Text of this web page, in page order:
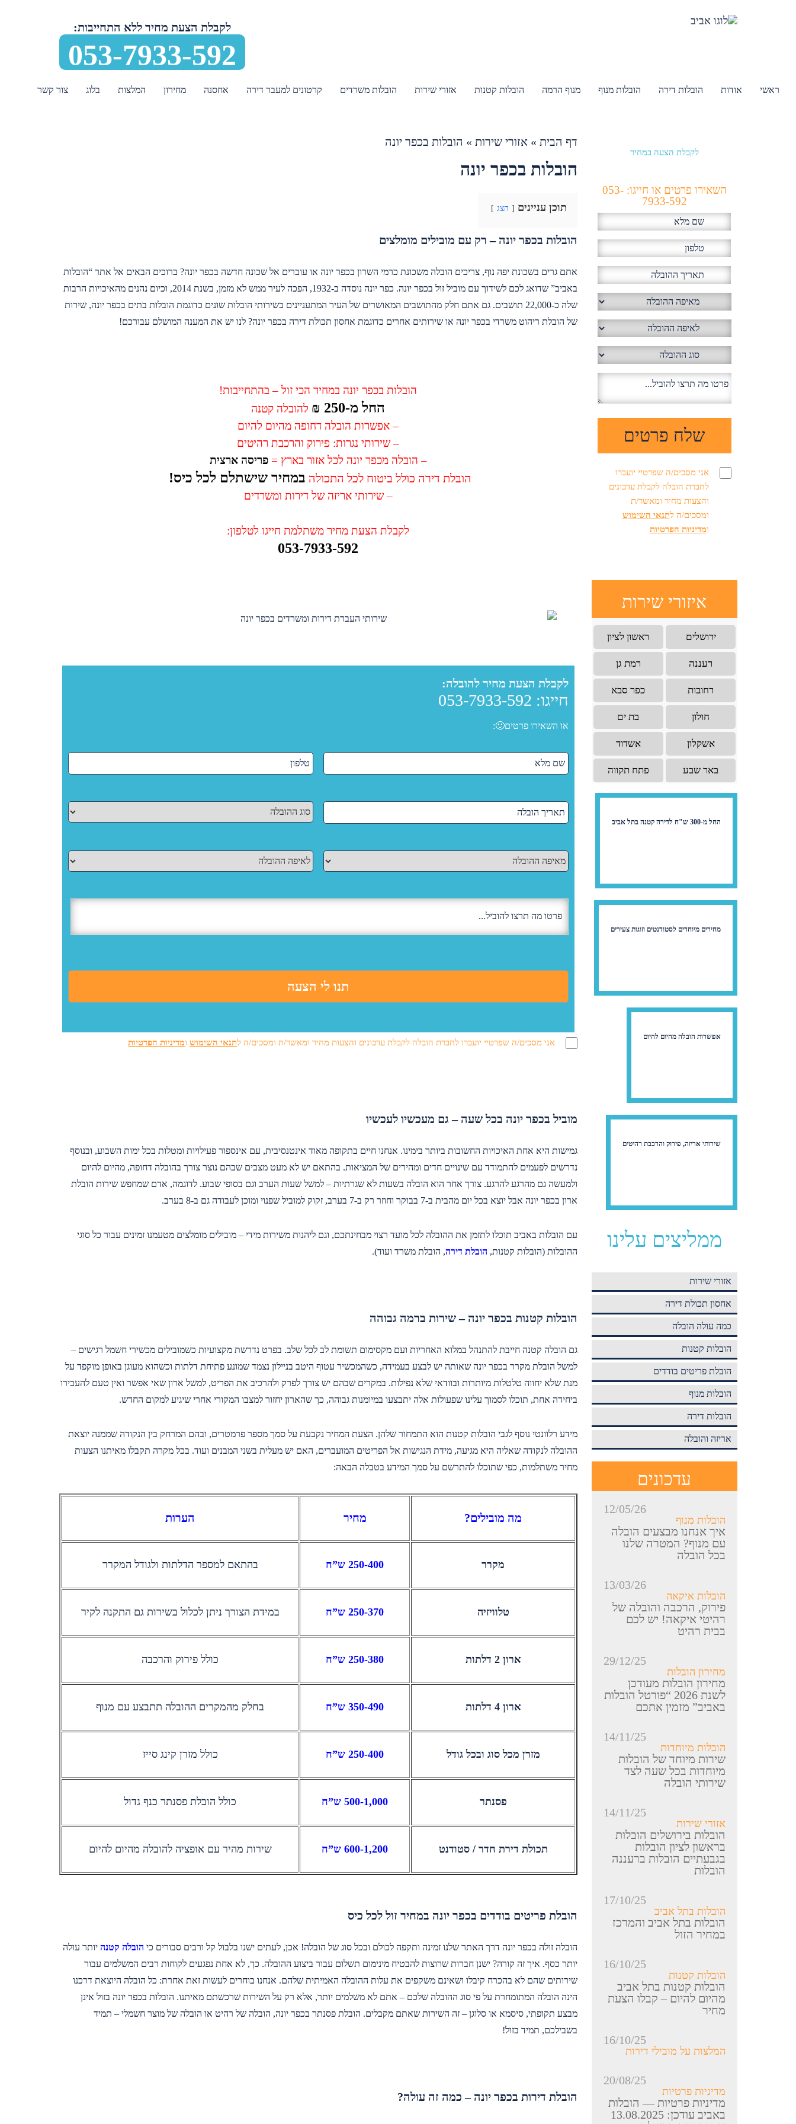
לקבלת הצעת מחיר ללא התחייבות:
053-7933-592
ראשי אודות הובלות דירה הובלות מנוף מנוף הרמה הובלות קטנות אזורי שירות הובלות משרדים קרטונים למעבר דירה אחסנה מחירון המלצות בלוג צור קשר
דף הבית» אזורי שירות» הובלות בכפר יונה
הובלות בכפר יונה
תוכן עניינים הצג
הובלות בכפר יונה – רק עם מובילים מומלצים
אתם גרים בשכונת יפה נוף, צריכים הובלה משכונת כרמי השרון בכפר יונה או עוברים אל שכונה חדשה בכפר יונה? ברוכים הבאים אל אתר “הובלות
באביב” שדואג לכם לשידוך עם מוביל זול בכפר יונה. כפר יונה נוסדה ב-1932, הפכה לעיר ממש לא מזמן, בשנת 2014, וכיום נהנים מהאיכויות הרבות
שלה כ-22,000 תושבים. גם אתם חלק מהתושבים המאושרים של העיר המתעניינים בשירותי הובלות שונים כדוגמת הובלות בתים בכפר יונה, שירות
של הובלת ריהוט משרדי בכפר יונה או שירותים אחרים כדוגמת אחסון תכולת דירה בכפר יונה? לנו יש את המענה המושלם עבורכם!
הובלות בכפר יונה במחיר הכי זול – בהתחייבות!
החל מ-250 ₪
להובלה קטנה
– אפשרות הובלה דחופה מהיום להיום
– שירותי נגרות: פירוק והרכבת רהיטים
– הובלה מכפר יונה לכל אזור בארץ =פריסה ארצית
הובלת דירה כולל ביטוח לכל התכולה במחיר שישתלם לכל כיס!
– שירותי אריזה של דירות ומשרדים
לקבלת הצעת מחיר משתלמת חייגו לטלפון:
053-7933-592
לקבלת הצעת מחיר להובלה:
חייגו: 053-7933-592
או השאירו פרטים🙂:
אני מסכים/ה שפרטיי יועברו לחברת הובלה לקבלת עדכונים והצעות מחיר ומאשר/ת ומסכים/ה לתנאי השימושומדיניות הפרטיות
מוביל בכפר יונה בכל שעה – גם מעכשיו לעכשיו
גמישות היא אחת האיכויות החשובות ביותר בימינו. אנחנו חיים בתקופה מאוד אינטנסיבית, עם אינספור פעילויות ומטלות בכל ימות השבוע, ובנוסף
נדרשים לפעמים להתמודד עם שינויים חדים ומהירים של המציאות. בהתאם יש לא מעט מצבים שבהם נוצר צורך בהובלה דחופה, מהיום להיום
ולמעשה גם מהרגע להרגע. צורך אחר הוא הובלה בשעות לא שגרתיות – למשל שעות הערב וגם בסופי שבוע. לדוגמה, אדם שמחפש שירות הובלת
ארון בכפר יונה אבל יוצא בכל יום מהבית ב-7 בבוקר וחוזר רק ב-7 בערב, זקוק למוביל שפנוי ומוכן לעבודה גם ב-8 בערב.
עם הובלות באביב תוכלו לתזמן את ההובלה לכל מועד רצוי מבחינתכם, וגם ליהנות משירות מידי – מובילים מומלצים מטעמנו זמינים עבור כל סוגי
ההובלות (הובלות קטנות, הובלת דירה, הובלת משרד ועוד).
הובלות קטנות בכפר יונה – שירות ברמה גבוהה
גם הובלה קטנה חייבת להתנהל במלוא האחריות ועם מקסימום תשומת לב לכל שלב. בפרט נדרשת מקצועיות כשמובילים מכשירי חשמל רגישים –
למשל הובלת מקרר בכפר יונה שאותה יש לבצע בעמידה, כשהמכשיר עטוף היטב בניילון נצמד שמונע פתיחת דלתות וכשהוא מעוגן באופן מוקפד על
מנת שלא יחווה טלטלות מיותרות ובוודאי שלא נפילות. במקרים שבהם יש צורך לפרק ולהרכיב את הפריט, למשל ארון שאי אפשר ואין טעם להעבירו
ביחידה אחת, תוכלו לסמוך עלינו שפעולות אלה יתבצעו במיומנות גבוהה, כך שהארון יחזור למצבו המקורי אחרי שיגיע למקום החדש.
מידע רלוונטי נוסף לגבי הובלות קטנות הוא התמחור שלהן. הצעת המחיר נקבעת על סמך מספר פרמטרים, ובהם המרחק בין הנקודה שממנה יוצאת
ההובלה לנקודה שאליה היא מגיעה, מידת הנגישות אל הפריטים המועברים, האם יש מעלית בשני המבנים ועוד. בכל מקרה תקבלו מאיתנו הצעות
מחיר משתלמות, כפי שתוכלו להתרשם על סמך המידע בטבלה הבאה:
מה מובילים? מחיר הערות
מקרר 250-400 ש”ח בהתאם למספר הדלתות ולגודל המקרר
טלוויזיה 250-370 ש”ח במידת הצורך ניתן לכלול בשירות גם התקנה לקיר
ארון 2 דלתות 250-380 ש”ח כולל פירוק והרכבה
ארון 4 דלתות 350-490 ש”ח בחלק מהמקרים ההובלה תתבצע עם מנוף
מזרן מכל סוג ובכל גודל 250-400 ש”ח כולל מזרן קינג סייז
פסנתר 500-1,000 ש”ח כולל הובלת פסנתר כנף גדול
תכולת דירת חדר / סטודנט 600-1,200 ש”ח שירות מהיר עם אופציה להובלה מהיום להיום
הובלת פריטים בודדים בכפר יונה במחיר זול לכל כיס
הובלה זולה בכפר יונה דרך האתר שלנו זמינה ותקפה לכולם ובכל סוג של הובלה! אכן, לעתים ישנו בלבול קל ורבים סבורים כי הובלה קטנהיותר עולה
יותר כסף. איך זה קורה? ישנן חברות שרוצות להבטיח מינימום תשלום עבור ביצוע ההובלה. כך, לא אחת נפגעים לקוחות רבים המשלמים עבור
שירותים שהם לא בהכרח קיבלו ושאינם משקפים את עלות ההובלה האמיתית שלהם. אנחנו בוחרים לעשות זאת אחרת: כל הובלה היוצאת דרכנו
הינה הובלה המתומחרת על פי סוג ההובלה שלכם – אתם לא משלמים יותר, אלא רק על השירות שרכשתם מאיתנו. הובלות בכפר יונה בזול אינן
מבצע תקופתי, סיסמא או סלוגן – זה השירות שאתם מקבלים. הובלת פסנתר בכפר יונה, הובלה של רהיט או הובלה של מוצר חשמלי – תמיד
בשבילכם, תמיד בזול!
הובלת דירות בכפר יונה – כמה זה עולה?
לקבלת הצעה במחיר
השאירו פרטים או חייגו: 053-
7933-592
אני מסכים/ה שפרטיי יועברו
לחברת הובלה לקבלת עדכונים
והצעות מחיר ומאשר/ת
ומסכים/ה לתנאי השימוש
ומדיניות הפרטיות
איזורי שירות
ירושלים ראשון לציון
רעננה רמת גן
רחובות כפר סבא
חולון בת ים
אשקלון אשדוד
באר שבע פתח תקווה
החל מ-300 ש"ח לדירה קטנה בתל אביב
מחירים מיוחדים לסטודנטים וזוגות צעירים
אפשרות הובלה מהיום להיום
שירותי אריזה, פירוק והרכבת רהיטים
ממליצים עלינו
אזורי שירות
אחסון תכולת דירה
כמה עולה הובלה
הובלות קטנות
הובלת פריטים בודדים
הובלות מנוף
הובלות דירה
אריזה והובלה
עדכונים
12/05/26
הובלות מנוף
איך אנחנו מבצעים הובלה
עם מנוף? המטרה שלנו
בכל הובלה
13/03/26
הובלות איקאה
פירוק, הרכבה והובלה של
רהיטי איקאה! יש לכם
בבית רהיט
29/12/25
מחירון הובלות
מחירון הובלות מעודכן
לשנת 2026 “פורטל הובלות
באביב” מזמין אתכם
14/11/25
הובלות מיוחדות
שירות מיוחד של הובלות
מיוחדות בכל שעה לצד
שירותי הובלה
14/11/25
אזורי שירות
הובלות בירושלים הובלות
בראשון לציון הובלות
בגבעתיים הובלות ברעננה
הובלות
17/10/25
הובלות בתל אביב
הובלות בתל אביב והמרכז
במחיר הזול
16/10/25
הובלות קטנות
הובלות קטנות בתל אביב
מהיום להיום – קבלו הצעת
מחיר
16/10/25
המלצות על מובילי דירות
20/08/25
מדיניות פרטיות
מדיניות פרטיות — הובלות
באביב עודכן: 13.08.2025